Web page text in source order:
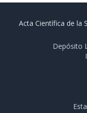
Acta Científica de la
Depósito